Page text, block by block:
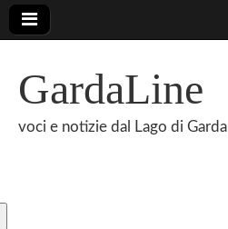
GardaLine
voci e notizie dal Lago di Garda